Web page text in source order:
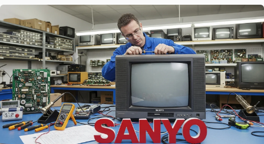
Ataşehir'da Fetih bölgesindeki Sanyo kullanıcılarına not:
Sanyo Servis Merkezi →
İçerenköy Sanyo Servis
Sanyo marka TV'niz İçerenköy'de çalışmıyorsa teknik
İçerenköy Sanyo Açılmıyor Arıza →
İnönü Sanyo Servis
Ataşehir'da İnönü bölgesi dahil tüm hizmet alanımızda